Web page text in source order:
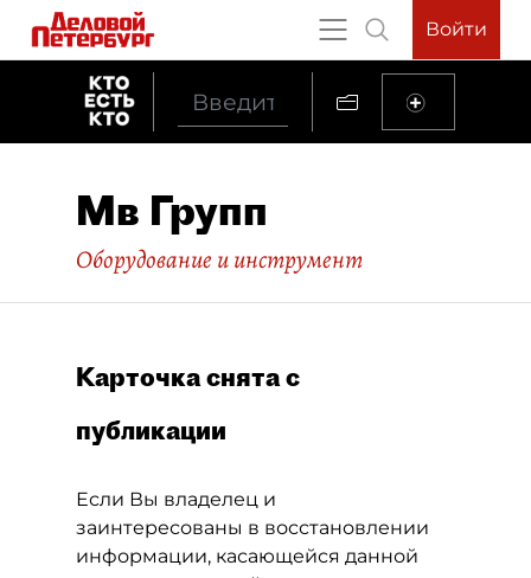
Войти
Мв Групп
Оборудование и инструмент
Карточка снята с
публикации
Если Вы владелец и
заинтересованы в восстановлении
информации, касающейся данной